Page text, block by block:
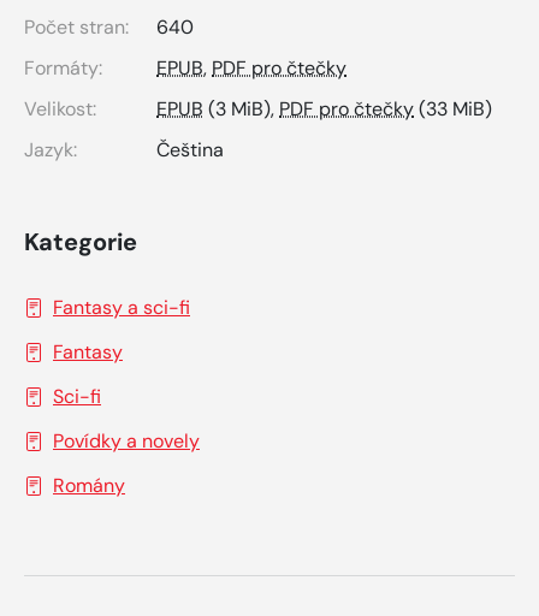
Počet stran:
640
Formáty:
EPUB, PDF pro čtečky
Velikost:
EPUB (3 MiB), PDF pro čtečky(33 MiB)
Jazyk:
Čeština
Kategorie
Fantasy a sci-fi
Fantasy
Sci-fi
Povídky a novely
Romány